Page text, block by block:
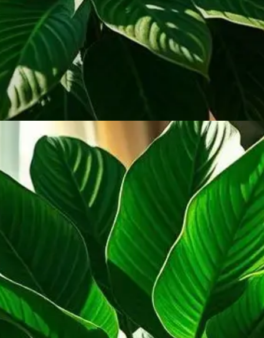
Uma planta fácil de cuidar, conhecida por suas
folhas verdes brilhantes.